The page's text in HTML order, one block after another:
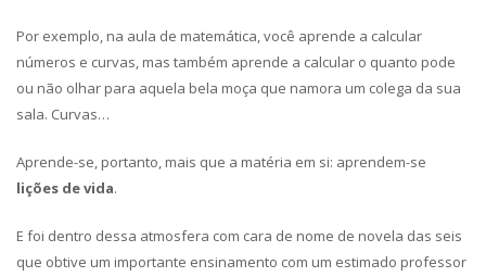
Por exemplo, na aula de matemática, você aprende a calcular
números e curvas, mas também aprende a calcular o quanto pode
ou não olhar para aquela bela moça que namora um colega da sua
sala. Curvas…
Aprende-se, portanto, mais que a matéria em si: aprendem-se
lições de vida.
E foi dentro dessa atmosfera com cara de nome de novela das seis
que obtive um importante ensinamento com um estimado professor